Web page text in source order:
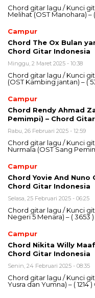
Chord gitar lagu / Kunci
Melihat (OST Manohara) –
Campur
Chord The Ox Bulan
Chord Gitar Indonesia
Minggu, 2 Maret 2025 - 10:38
Chord gitar lagu / Kunci
(OST Kambing jantan) – (
Campur
Chord Rendy Ahmad
Pemimpi) – Chord
Rabu, 26 Februari 2025 - 12:59
Chord gitar lagu / Kunci
Nurmala (OST Sang
Campur
Chord Yovie And Nuno
Chord Gitar Indonesia
Selasa, 25 Februari 2025 - 06:25
Chord gitar lagu / Kunci
Negeri 5 Menara) – ( 3653 )
Campur
Chord Nikita Willy
Chord Gitar Indonesia
Senin, 24 Februari 2025 - 08:35
Chord gitar lagu / Kunci
Yusra dan Yumna) – ( 1214